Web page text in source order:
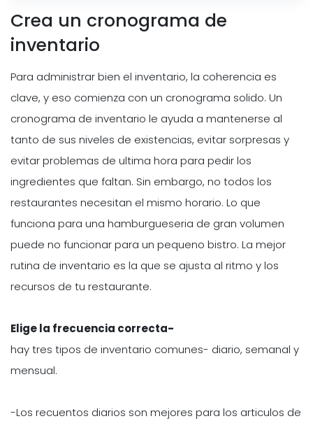
Crea un cronograma de
inventario
Para administrar bien el inventario, la coherencia es
clave, y eso comienza con un cronograma solido. Un
cronograma de inventario le ayuda a mantenerse al
tanto de sus niveles de existencias, evitar sorpresas y
evitar problemas de ultima hora para pedir los
ingredientes que faltan. Sin embargo, no todos los
restaurantes necesitan el mismo horario. Lo que
funciona para una hamburgueseria de gran volumen
puede no funcionar para un pequeno bistro. La mejor
rutina de inventario es la que se ajusta al ritmo y los
recursos de tu restaurante.
Elige la frecuencia correcta-
hay tres tipos de inventario comunes- diario, semanal y
mensual.
-Los recuentos diarios son mejores para los articulos de